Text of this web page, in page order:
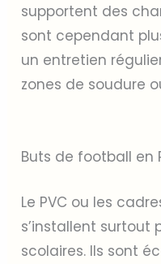
supportent des
sont cependant
un entretien
zones de soudure
Buts de football en
Le PVC ou les
s’installent surtout
scolaires. Ils sont